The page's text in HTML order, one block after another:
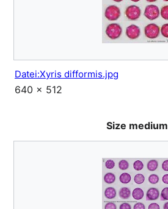
Datei:Xyris difformis.jpg
640 × 512
Size medium